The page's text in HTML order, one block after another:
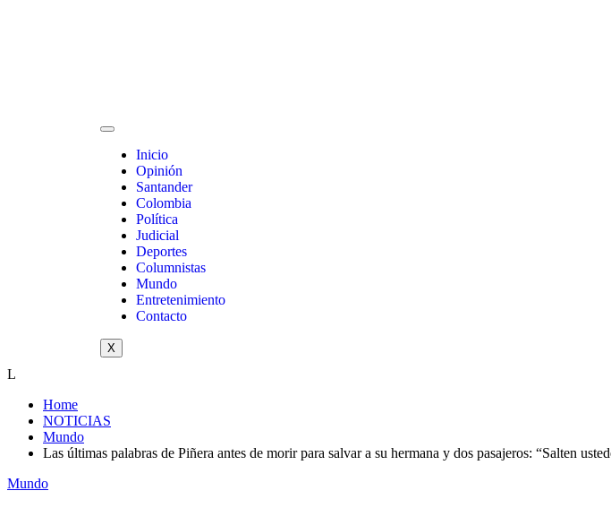
Inicio
Opinión
Santander
Colombia
Política
Judicial
Deportes
Columnistas
Mundo
Entretenimiento
Contacto
X
L
Home
NOTICIAS
Mundo
Las últimas palabras de Piñera antes de morir para salvar a su hermana y dos pasajeros: “Salten
Mundo